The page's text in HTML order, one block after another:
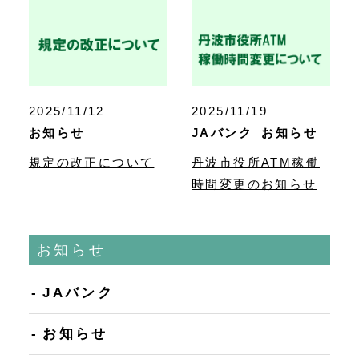
2025/11/12
お知らせ
規定の改正について
2025/11/19
JAバンク
お知らせ
丹波市役所ATM稼働
時間変更のお知らせ
お知らせ
JAバンク
お知らせ